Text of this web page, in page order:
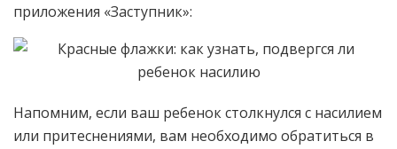
приложения «Заступник»:
Напомним, если ваш ребенок столкнулся с насилием
или притеснениями, вам необходимо обратиться в